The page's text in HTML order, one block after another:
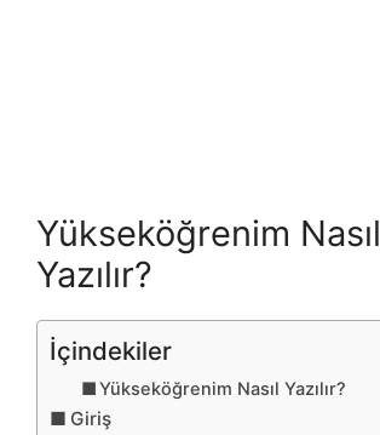
Yükseköğrenim Nasıl
Yazılır?
İçindekiler
Yükseköğrenim Nasıl Yazılır?
Giriş